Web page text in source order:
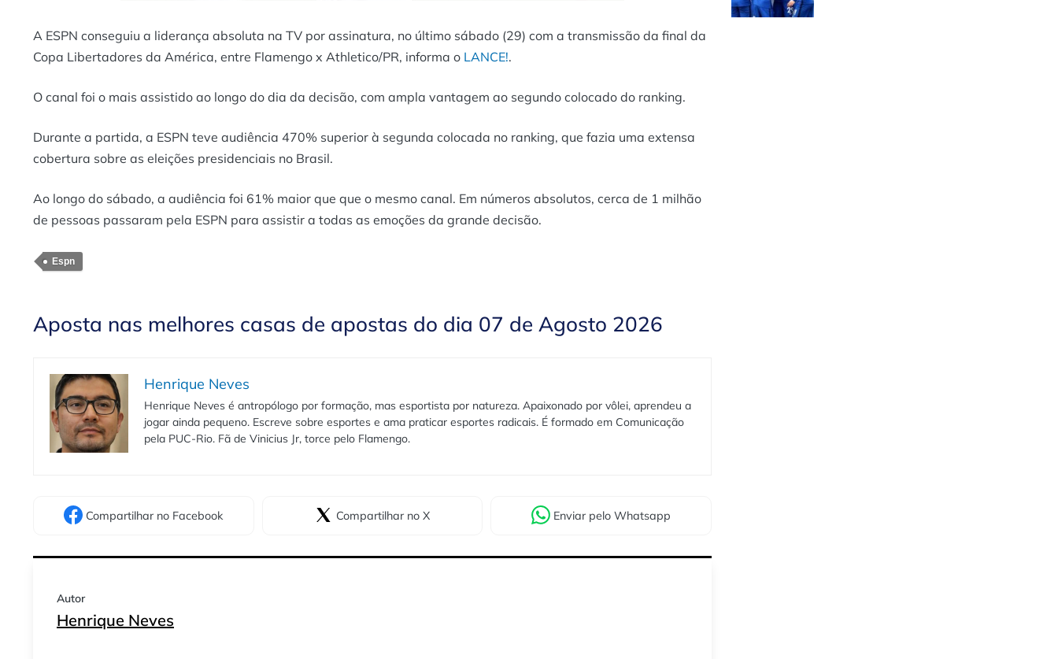
A ESPN conseguiu a liderança absoluta na TV por assinatura, no último sábado (29) com a transmissão da final da
Copa Libertadores da América, entre Flamengo x Athletico/PR, informa o LANCE!.
O canal foi o mais assistido ao longo do dia da decisão, com ampla vantagem ao segundo colocado do ranking.
Durante a partida, a ESPN teve audiência 470% superior à segunda colocada no ranking, que fazia uma extensa
cobertura sobre as eleições presidenciais no Brasil.
Ao longo do sábado, a audiência foi 61% maior que que o mesmo canal. Em números absolutos, cerca de 1 milhão
de pessoas passaram pela ESPN para assistir a todas as emoções da grande decisão.
Espn
Aposta nas melhores casas de apostas do dia 07 de Agosto 2026
Henrique Neves
Henrique Neves é antropólogo por formação, mas esportista por natureza. Apaixonado por vôlei, aprendeu a
jogar ainda pequeno. Escreve sobre esportes e ama praticar esportes radicais. É formado em Comunicação
pela PUC-Rio. Fã de Vinicius Jr, torce pelo Flamengo.
Compartilhar no Facebook Compartilhar no X Enviar pelo Whatsapp
Autor
Henrique Neves